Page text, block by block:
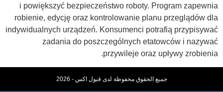
i powiększyć bezpieczeństwo roboty. Program zapewnia
robienie, edycję oraz kontrolowanie planu przeglądów dla
indywidualnych urządzeń. Konsumenci potrafią przypisywać
zadania do poszczególnych etatowców i nazywać
przywileje oraz upływy zrobienia.
جميع الحقوق محفوظة لدى قبول اكس - 2026